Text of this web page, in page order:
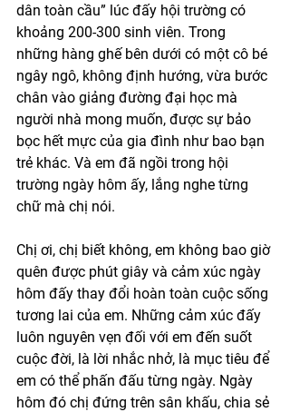
dân toàn cầu” lúc đấy hội trường có
khoảng 200-300 sinh viên. Trong
những hàng ghế bên dưới có một cô bé
ngây ngô, không định hướng, vừa bước
chân vào giảng đường đại học mà
người nhà mong muốn, được sự bảo
bọc hết mực của gia đình như bao bạn
trẻ khác. Và em đã ngồi trong hội
trường ngày hôm ấy, lắng nghe từng
chữ mà chị nói.
Chị ơi, chị biết không, em không bao giờ
quên được phút giây và cảm xúc ngày
hôm đấy thay đổi hoàn toàn cuộc sống
tương lai của em. Những cảm xúc đấy
luôn nguyên vẹn đối với em đến suốt
cuộc đời, là lời nhắc nhở, là mục tiêu để
em có thể phấn đấu từng ngày. Ngày
hôm đó chị đứng trên sân khấu, chia sẻ